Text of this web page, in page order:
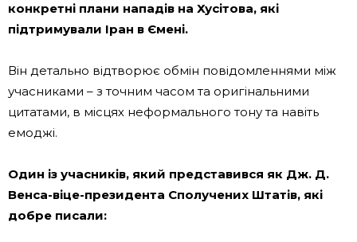
конкретні плани нападів на Хусітова, які
підтримували Іран в Ємені.
Він детально відтворює обмін повідомленнями між
учасниками – з точним часом та оригінальними
цитатами, в місцях неформального тону та навіть
емоджі.
Один із учасників, який представився як Дж. Д.
Венса-віце-президента Сполучених Штатів, які
добре писали: